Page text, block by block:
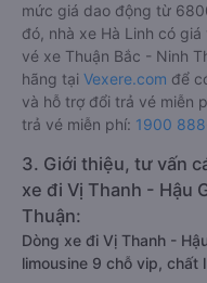
mức giá dao động từ
đó, nhà xe Hà Linh có
vé xe Thuận Bắc - Ninh
hãng tại Vexere.com để
và hỗ trợ đổi trả vé miễn
trả vé miễn phí: 1900
3. Giới thiệu, tư vấn
xe đi Vị Thanh - Hậu
Thuận:
Dòng xe đi Vị Thanh -
limousine 9 chỗ vip, chất